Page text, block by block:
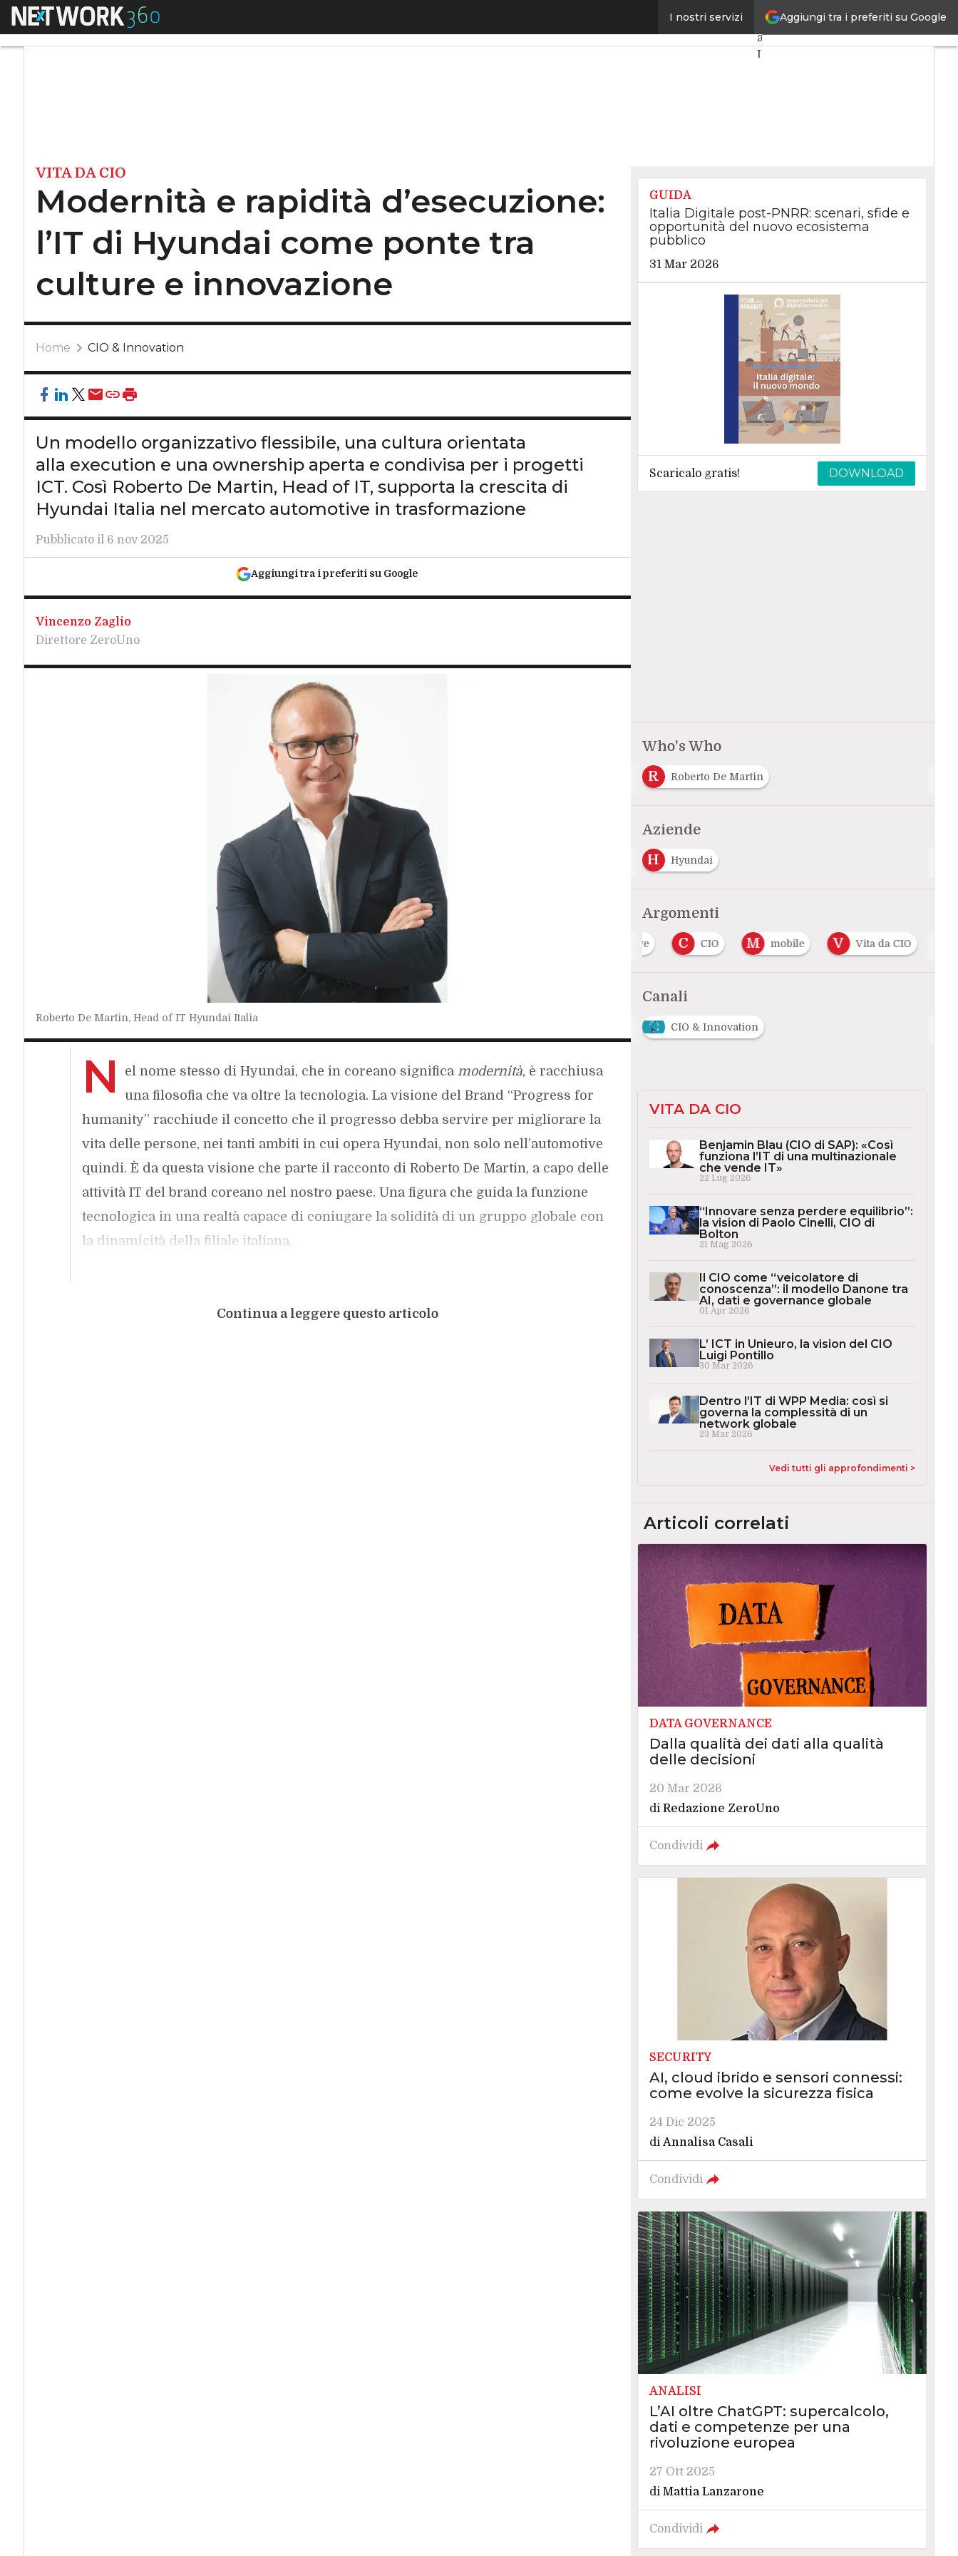
Aggiungi tra i preferiti su Google
I nostri servizi
Menu Modernità e rapidità d’esecuzione: l’IT di Hyundai come ponte tra culture e innovazione
Ultimi
articoli
Intelligenza
Agile4Executive
VITA DA CIO
Modernità e rapidità d’esecuzione:
l’IT di Hyundai come ponte tra
culture e innovazione
Home CIO & Innovation
Un modello organizzativo flessibile, una cultura orientata
alla execution e una ownership aperta e condivisa per i progetti
ICT. Così Roberto De Martin, Head of IT, supporta la crescita di
Hyundai Italia nel mercato automotive in trasformazione
Pubblicato il 6 nov 2025
Aggiungi tra i preferiti su Google
Vincenzo Zaglio
Direttore ZeroUno
Roberto De Martin, Head of IT Hyundai Italia
N el nome stesso di Hyundai, che in coreano significa modernità, è racchiusa
una filosofia che va oltre la tecnologia. La visione del Brand “Progress for
humanity” racchiude il concetto che il progresso debba servire per migliorare la
vita delle persone, nei tanti ambiti in cui opera Hyundai, non solo nell’automotive
quindi. È da questa visione che parte il racconto di Roberto De Martin, a capo delle
attività IT del brand coreano nel nostro paese. Una figura che guida la funzione
tecnologica in una realtà capace di coniugare la solidità di un gruppo globale con
la dinamicità della filiale italiana.
Continua a leggere questo articolo
GUIDA
Italia Digitale post-PNRR: scenari, sfide e
opportunità del nuovo ecosistema
pubblico
31 Mar 2026
Scaricalo gratis! DOWNLOAD
Who's Who
R
Roberto De Martin
Aziende
H
Hyundai
Argomenti
Automotive C CIO M mobile V Vita da CIO
Canali
CIO & Innovation
VITA DA CIO
Benjamin Blau (CIO di SAP): «Così
funziona l’IT di una multinazionale
che vende IT»
22 Lug 2026
“Innovare senza perdere equilibrio”:
la vision di Paolo Cinelli, CIO di
Bolton
21 Mag 2026
Il CIO come “veicolatore di
conoscenza”: il modello Danone tra
AI, dati e governance globale
01 Apr 2026
L’ ICT in Unieuro, la vision del CIO
Luigi Pontillo
30 Mar 2026
Dentro l’IT di WPP Media: così si
governa la complessità di un
network globale
23 Mar 2026
Vedi tutti gli approfondimenti >
Articoli correlati
DATA GOVERNANCE
Dalla qualità dei dati alla qualità
delle decisioni
20 Mar 2026
di Redazione ZeroUno
Condividi
SECURITY
AI, cloud ibrido e sensori connessi:
come evolve la sicurezza fisica
24 Dic 2025
diAnnalisa Casali
Condividi
ANALISI
L’AI oltre ChatGPT: supercalcolo,
dati e competenze per una
rivoluzione europea
27 Ott 2025
di Mattia Lanzarone
Condividi